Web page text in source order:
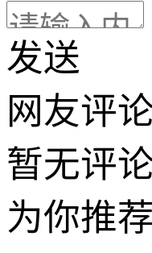
发送
网友评
暂无评
为你推荐